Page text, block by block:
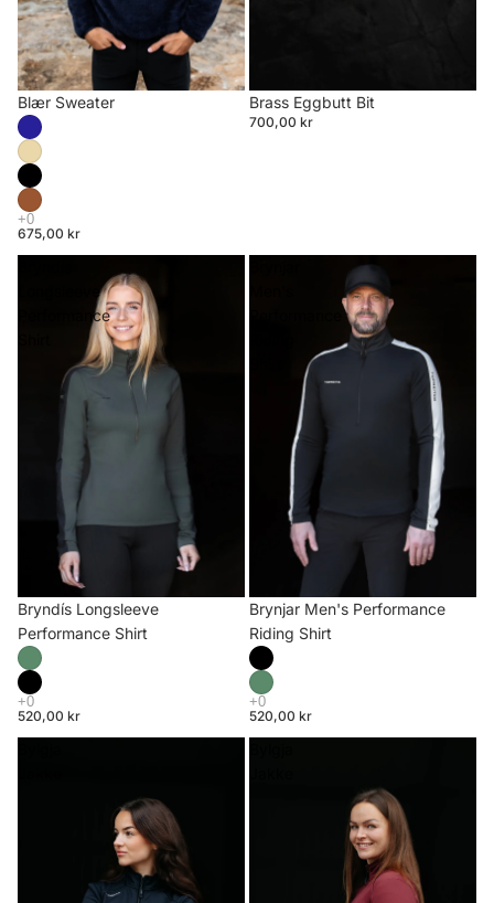
Blær Sweater
675,00 kr
Brass Eggbutt Bit
700,00 kr
Longsleeve
Performance
Bryndís Longsleeve
Performance Shirt
520,00 kr
Brynjar Men's Performance
Riding Shirt
520,00 kr